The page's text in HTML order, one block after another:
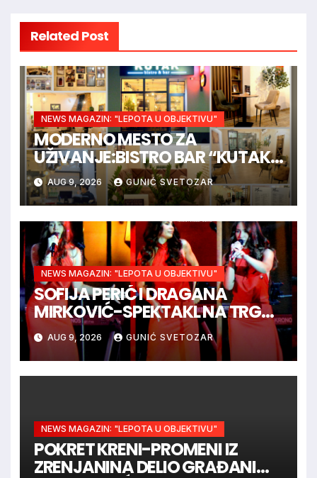
Related Post
NEWS MAGAZIN: "LEPOTA U OBJEKTIVU"
MODERNO MESTO ZA
UŽIVANJE:BISTRO BAR “KUTAK”
OTVORIO VRATA U
GIMNAZIJSKOJ ULICI
AUG 9, 2026 GUNIĆ SVETOZAR
NEWS MAGAZIN: "LEPOTA U OBJEKTIVU"
SOFIJA PERIĆ I DRAGANA
MIRKOVIĆ-SPEKTAKL NA TRGU
SLOBODE
AUG 9, 2026 GUNIĆ SVETOZAR
NEWS MAGAZIN: "LEPOTA U OBJEKTIVU"
POKRET KRENI-PROMENI IZ
ZRENJANINA DELIO GRAĐANIMA